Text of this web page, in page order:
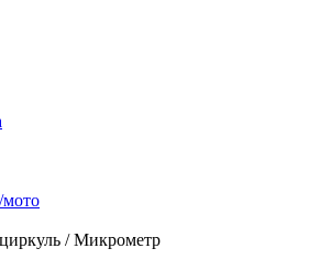
мото
/ Микрометр